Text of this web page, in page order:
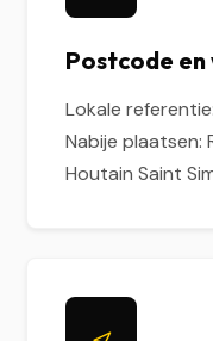
Postcode
Lokale
Nabije plaatsen:
Houtain Saint